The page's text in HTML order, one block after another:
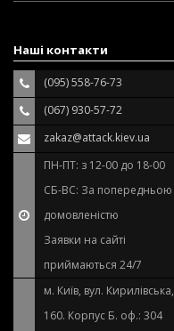
Наші контакти
(095) 558-76-73
(067) 930-57-72
zakaz@attack.kiev.ua
ПН-ПТ: з 12-00 до 18-00
СБ-ВС: За попередньою
домовленістю
Заявки на сайті
приймаються 24/7
м. Київ, вул. Кирилівська,
160. Корпус Б. оф.: 304